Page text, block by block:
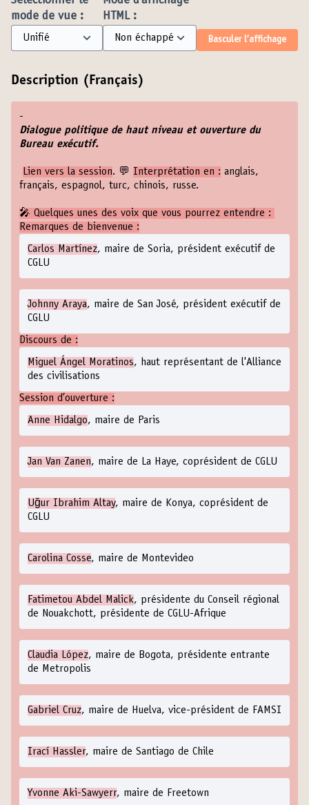
mode de vue :
HTML :
Basculer l’affichage
Description (Français)
-
Dialogue politique de haut niveau et ouverture du
Bureau exécutif.
Lien vers la session. 💬 Interprétation en : anglais,
français, espagnol, turc, chinois, russe.
🎤 Quelques unes des voix que vous pourrez entendre :
Remarques de bienvenue :
Carlos Martínez, maire de Soria, président exécutif de
CGLU
Johnny Araya, maire de San José, président exécutif de
CGLU
Discours de :
Miguel Ángel Moratinos, haut représentant de l'Alliance
des civilisations
Session d’ouverture :
Anne Hidalgo, maire de Paris
Jan Van Zanen, maire de La Haye, coprésident de CGLU
Uğur Ibrahim Altay, maire de Konya, coprésident de
CGLU
Carolina Cosse, maire de Montevideo
Fatimetou Abdel Malick, présidente du Conseil régional
de Nouakchott, présidente de CGLU-Afrique
Claudia López, maire de Bogota, présidente entrante
de Metropolis
Gabriel Cruz, maire de Huelva, vice-président de FAMSI
Irací Hassler, maire de Santiago de Chile
Yvonne Aki-Sawyerr, maire de Freetown